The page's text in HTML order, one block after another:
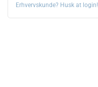
Erhvervskunde? Husk at login!